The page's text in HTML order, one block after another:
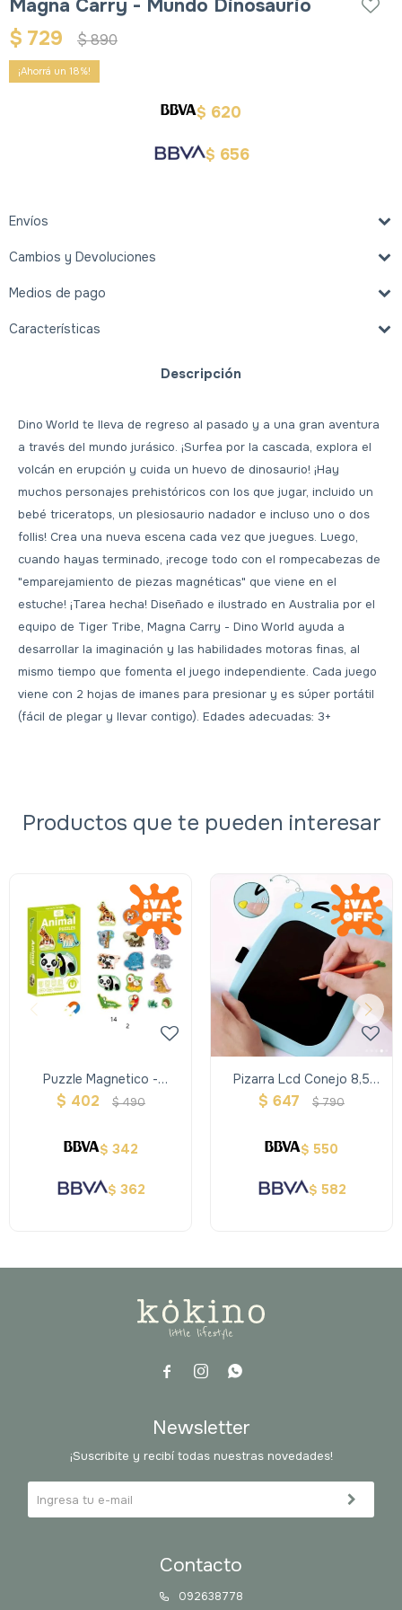
Magna Carry - Mundo Dinosaurio
$ 729 $890
18
$ 620
$ 656
Envíos
Cambios y Devoluciones
Medios de pago
Características
Descripción
Dino World te lleva de regreso al pasado y a una gran aventura
a través del mundo jurásico. ¡Surfea por la cascada, explora el
volcán en erupción y cuida un huevo de dinosaurio! ¡Hay
muchos personajes prehistóricos con los que jugar, incluido un
bebé triceratops, un plesiosaurio nadador e incluso uno o dos
follis! Crea una nueva escena cada vez que juegues. Luego,
cuando hayas terminado, ¡recoge todo con el rompecabezas de
"emparejamiento de piezas magnéticas" que viene en el
estuche! ¡Tarea hecha! Diseñado e ilustrado en Australia por el
equipo de Tiger Tribe, Magna Carry - Dino World ayuda a
desarrollar la imaginación y las habilidades motoras finas, al
mismo tiempo que fomenta el juego independiente. Cada juego
viene con 2 hojas de imanes para presionar y es súper portátil
(fácil de plegar y llevar contigo). Edades adecuadas: 3+
Productos que te pueden interesar
Puzzle Magnetico -
Animales
$ 402 $490
$ 342
$ 362
Pizarra Lcd Conejo 8,5
Color
$ 647 $790
$ 550
$ 582
  
Contacto
092638778
Newsletter
¡Suscribite y recibí todas nuestras novedades!